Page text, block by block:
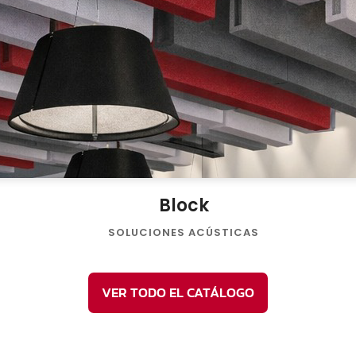
Block
SOLUCIONES ACÚSTICAS
VER TODO EL CATÁLOGO